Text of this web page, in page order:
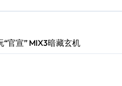
官宣” MIX3暗藏玄机